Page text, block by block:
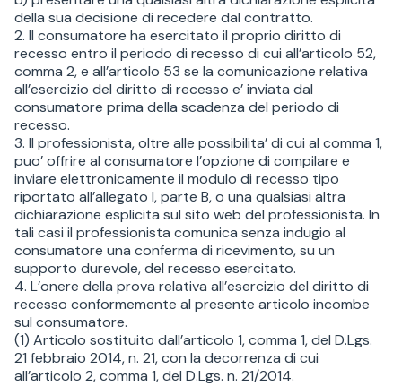
della sua decisione di recedere dal contratto.
2. Il consumatore ha esercitato il proprio diritto di
recesso entro il periodo di recesso di cui all’articolo 52,
comma 2, e all’articolo 53 se la comunicazione relativa
all’esercizio del diritto di recesso e’ inviata dal
consumatore prima della scadenza del periodo di
recesso.
3. Il professionista, oltre alle possibilita’ di cui al comma 1,
puo’ offrire al consumatore l’opzione di compilare e
inviare elettronicamente il modulo di recesso tipo
riportato all’allegato I, parte B, o una qualsiasi altra
dichiarazione esplicita sul sito web del professionista. In
tali casi il professionista comunica senza indugio al
consumatore una conferma di ricevimento, su un
supporto durevole, del recesso esercitato.
4. L’onere della prova relativa all’esercizio del diritto di
recesso conformemente al presente articolo incombe
sul consumatore.
(1) Articolo sostituito dall’articolo 1, comma 1, del D.Lgs.
21 febbraio 2014, n. 21, con la decorrenza di cui
all’articolo 2, comma 1, del D.Lgs. n. 21/2014.